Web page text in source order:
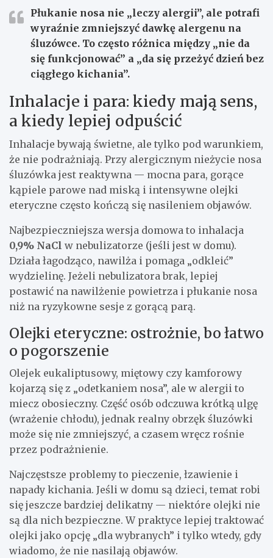
Płukanie nosa nie „leczy alergii”, ale potrafi
wyraźnie zmniejszyć dawkę alergenu na
śluzówce. To często różnica między „nie da
się funkcjonować” a „da się przeżyć dzień bez
ciągłego kichania”.
Inhalacje i para: kiedy mają sens,
a kiedy lepiej odpuścić
Inhalacje bywają świetne, ale tylko pod warunkiem,
że nie podrażniają. Przy alergicznym nieżycie nosa
śluzówka jest reaktywna — mocna para, gorące
kąpiele parowe nad miską i intensywne olejki
eteryczne często kończą się nasileniem objawów.
Najbezpieczniejsza wersja domowa to inhalacja
0,9% NaCl w nebulizatorze (jeśli jest w domu).
Działa łagodząco, nawilża i pomaga „odkleić”
wydzielinę. Jeżeli nebulizatora brak, lepiej
postawić na nawilżenie powietrza i płukanie nosa
niż na ryzykowne sesje z gorącą parą.
Olejki eteryczne: ostrożnie, bo łatwo
o pogorszenie
Olejek eukaliptusowy, miętowy czy kamforowy
kojarzą się z „odetkaniem nosa”, ale w alergii to
miecz obosieczny. Część osób odczuwa krótką ulgę
(wrażenie chłodu), jednak realny obrzęk śluzówki
może się nie zmniejszyć, a czasem wręcz rośnie
przez podrażnienie.
Najczęstsze problemy to pieczenie, łzawienie i
napady kichania. Jeśli w domu są dzieci, temat robi
się jeszcze bardziej delikatny — niektóre olejki nie
są dla nich bezpieczne. W praktyce lepiej traktować
olejki jako opcję „dla wybranych” i tylko wtedy, gdy
wiadomo, że nie nasilają objawów.